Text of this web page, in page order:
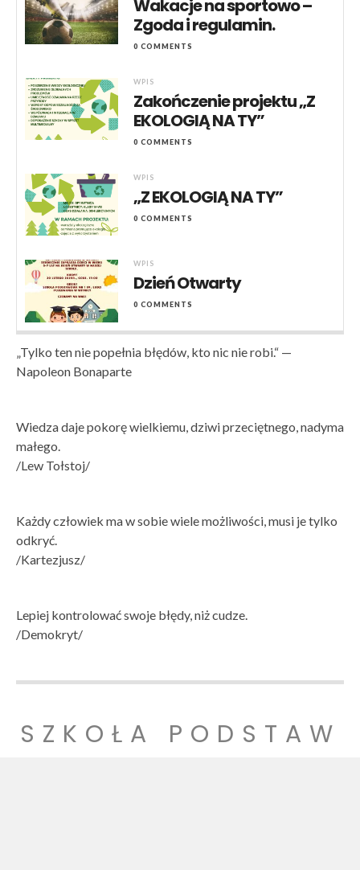
Wakacje na sportowo –
Zgoda i regulamin.
0 COMMENTS
WPIS
Zakończenie projektu „Z
EKOLOGIĄ NA TY”
0 COMMENTS
WPIS
„Z EKOLOGIĄ NA TY”
0 COMMENTS
WPIS
Dzień Otwarty
0 COMMENTS
„Tylko ten nie popełnia błędów, kto nic nie robi.“ —
Napoleon Bonaparte
Wiedza daje pokorę wielkiemu, dziwi przeciętnego, nadyma
małego.
/Lew Tołstoj/
Każdy człowiek ma w sobie wiele możliwości, musi je tylko
odkryć.
/Kartezjusz/
Lepiej kontrolować swoje błędy, niż cudze.
/Demokryt/
SZKOŁA PODSTAW